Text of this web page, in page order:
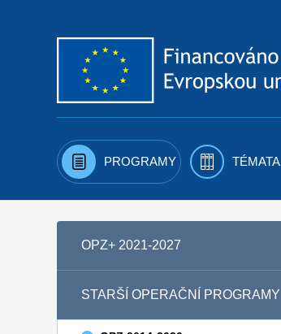
PROGRAMY TÉMATA
OPZ+ 2021-2027
STARŠÍ OPERAČNÍ PROGRAMY